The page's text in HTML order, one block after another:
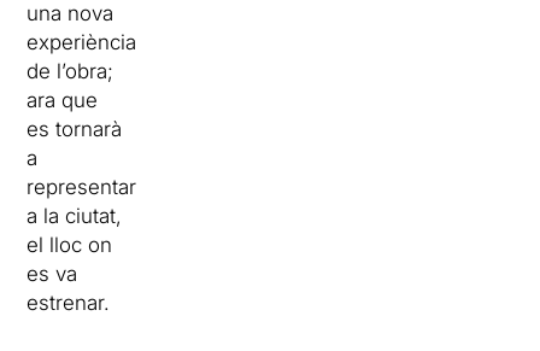
una nova
experiència
de l’obra;
ara que
es tornarà
a
representar
a la ciutat,
el lloc on
es va
estrenar.